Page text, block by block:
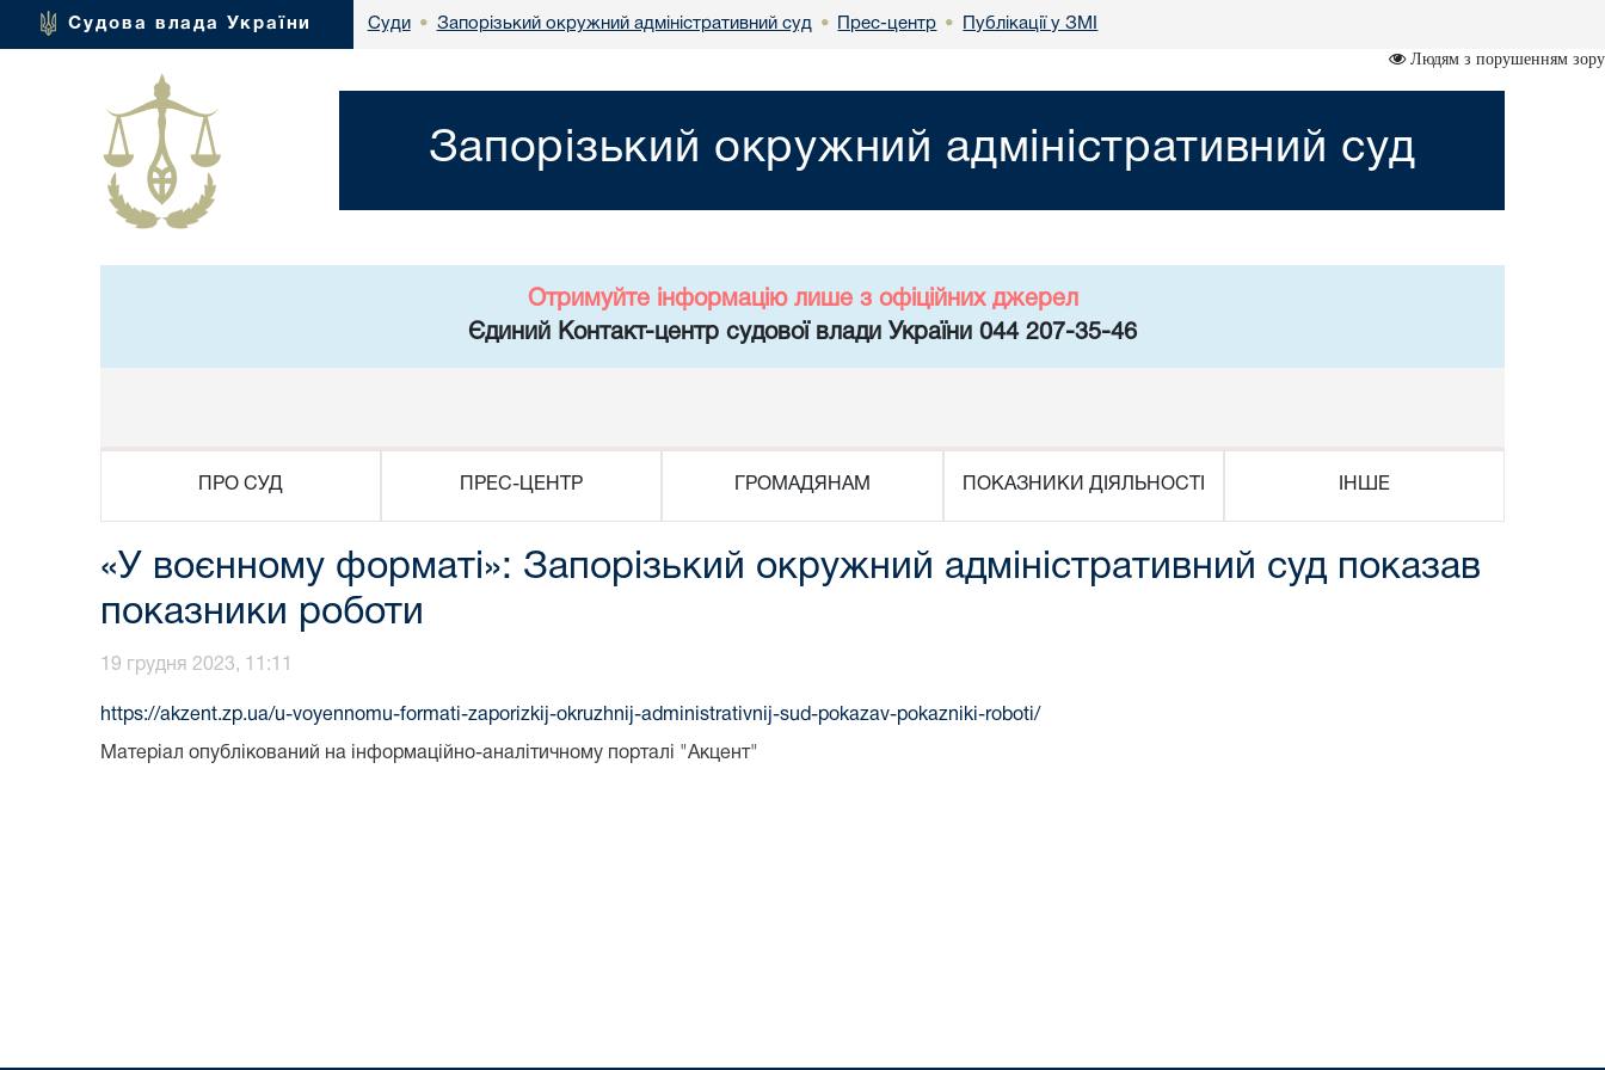
Судова влада України Суди • Запорізький окружний адміністративний суд • Прес-центр • Публікації у ЗМІ
Людям з порушенням зору
Запорізький окружний адміністративний суд
Отримуйте інформацію лише з офіційних джерел
Єдиний Контакт-центр судової влади України 044 207-35-46
ПРО СУД ПРЕС-ЦЕНТР ГРОМАДЯНАМ ПОКАЗНИКИ ДІЯЛЬНОСТІ ІНШЕ
«У воєнному форматі»: Запорізький окружний адміністративний суд показав
показники роботи
19 грудня 2023, 11:11
https://akzent.zp.ua/u-voyennomu-formati-zaporizkij-okruzhnij-administrativnij-sud-pokazav-pokazniki-roboti/
Матеріал опублікований на інформаційно-аналітичному порталі "Акцент"